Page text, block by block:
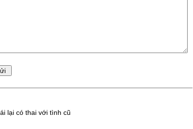
lại có thai với tình cũ